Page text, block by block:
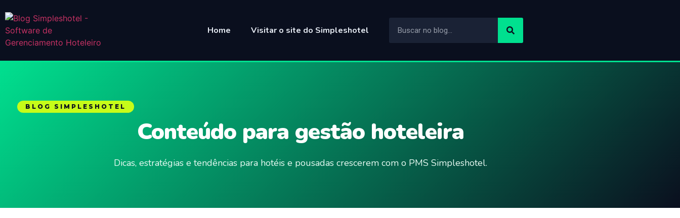
Home Visitar o site do Simpleshotel
BLOG SIMPLESHOTEL
Conteúdo para gestão hoteleira
Dicas, estratégias e tendências para hotéis e pousadas crescerem com o PMS Simpleshotel.